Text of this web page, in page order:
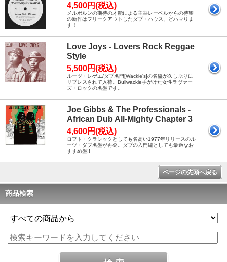
4,500円(税込)
メルボルンの期待の才能による主宰レーベルからの待望
の新作はフリークアウトしたダブ・ハウス、どハマりま
す！
Love Joys - Lovers Rock Reggae
Style
5,500円(税込)
ルーツ・レゲエ/ダブ名門[Wackie's]の名盤が久しぶりに
リプレスされて入荷。Bullwackie手がけた女性ラヴァー
ズ・ロックの名盤です。
Joe Gibbs & The Professionals -
African Dub All-Mighty Chapter 3
4,600円(税込)
ロフト・クラシックとしても名高い1977年リリースのル
ーツ・ダブ名盤が再発。ダブの入門編としても最適なお
すすめ盤!!
ページの先頭へ戻る
商品検索